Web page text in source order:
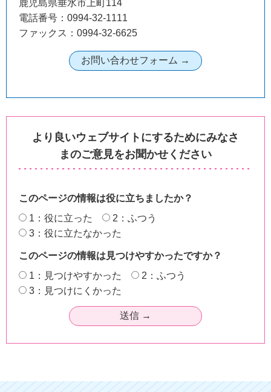
鹿児島県垂水市上町114
電話番号：0994-32-1111
ファックス：0994-32-6625
より良いウェブサイトにするためにみなさ
まのご意見をお聞かせください
このページの情報は役に立ちましたか？
1：役に立った
2：ふつう
3：役に立たなかった
このページの情報は見つけやすかったですか？
1：見つけやすかった
2：ふつう
3：見つけにくかった